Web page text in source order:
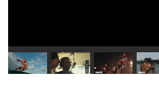
Speel video 1 afSpeel video 2 afSpeel video 3 af